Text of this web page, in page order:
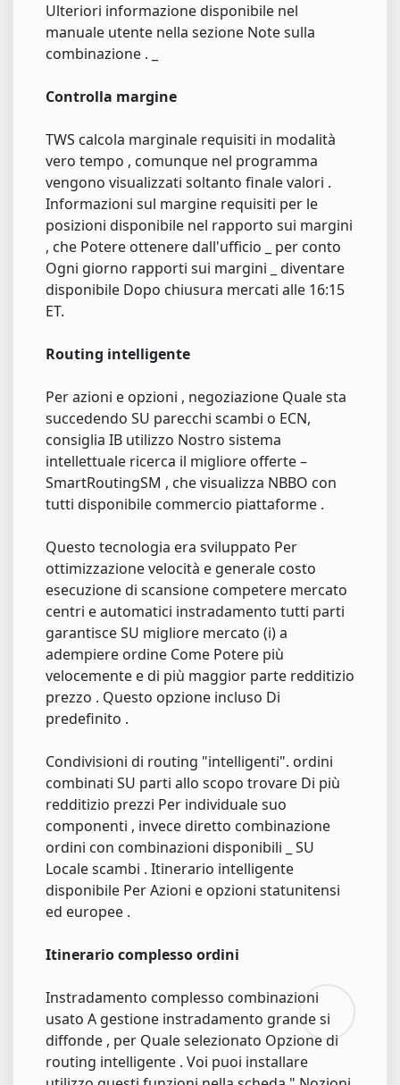
Ulteriori informazione disponibile nel
manuale utente nella sezione Note sulla
combinazione . _
Controlla margine
TWS calcola marginale requisiti in modalità
vero tempo , comunque nel programma
vengono visualizzati soltanto finale valori .
Informazioni sul margine requisiti per le
posizioni disponibile nel rapporto sui margini
, che Potere ottenere dall'ufficio _ per conto
Ogni giorno rapporti sui margini _ diventare
disponibile Dopo chiusura mercati alle 16:15
ET.
Routing intelligente
Per azioni e opzioni , negoziazione Quale sta
succedendo SU parecchi scambi o ECN,
consiglia IB utilizzo Nostro sistema
intellettuale ricerca il migliore offerte –
SmartRoutingSM , che visualizza NBBO con
tutti disponibile commercio piattaforme .
Questo tecnologia era sviluppato Per
ottimizzazione velocità e generale costo
esecuzione di scansione competere mercato
centri e automatici instradamento tutti parti
garantisce SU migliore mercato (i) a
adempiere ordine Come Potere più
velocemente e di più maggior parte redditizio
prezzo . Questo opzione incluso Di
predefinito .
Condivisioni di routing "intelligenti". ordini
combinati SU parti allo scopo trovare Di più
redditizio prezzi Per individuale suo
componenti , invece diretto combinazione
ordini con combinazioni disponibili _ SU
Locale scambi . Itinerario intelligente
disponibile Per Azioni e opzioni statunitensi
ed europee .
Itinerario complesso ordini
Instradamento complesso combinazioni
usato A gestione instradamento grande si
diffonde , per Quale selezionato Opzione di
routing intelligente . Voi puoi installare